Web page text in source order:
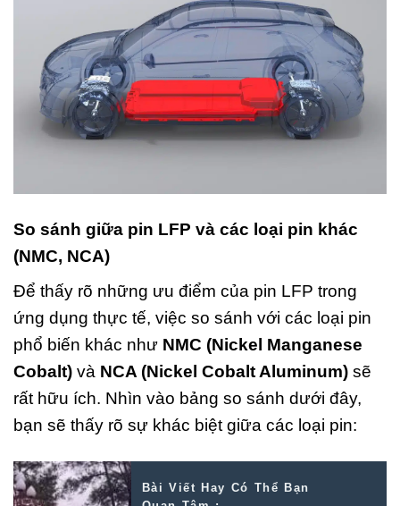
So sánh giữa pin LFP và các loại pin khác
(NMC, NCA)
Để thấy rõ những ưu điểm của pin LFP trong
ứng dụng thực tế, việc so sánh với các loại pin
phổ biến khác như NMC (Nickel Manganese
Cobalt) và NCA (Nickel Cobalt Aluminum) sẽ
rất hữu ích. Nhìn vào bảng so sánh dưới đây,
bạn sẽ thấy rõ sự khác biệt giữa các loại pin:
Bài Viết Hay Có Thể Bạn